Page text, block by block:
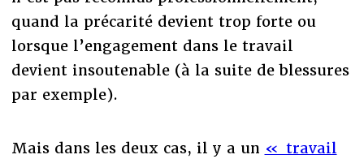
quand la précarité devient trop forte ou
lorsque l’engagement dans le travail
devient insoutenable (à la suite de blessures
par exemple).
Mais dans les deux cas, il y a un « travail